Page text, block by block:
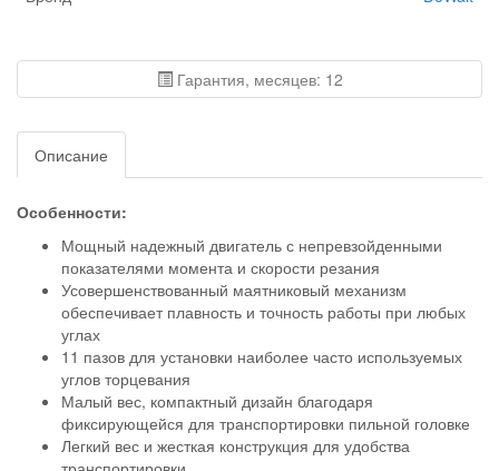
Гарантия, месяцев: 12
Описание
Особенности:
Мощный надежный двигатель с непревзойденными
показателями момента и скорости резания
Усовершенствованный маятниковый механизм
обеспечивает плавность и точность работы при любых
углах
11 пазов для установки наиболее часто используемых
углов торцевания
Малый вес, компактный дизайн благодаря
фиксирующейся для транспортировки пильной головке
Легкий вес и жесткая конструкция для удобства